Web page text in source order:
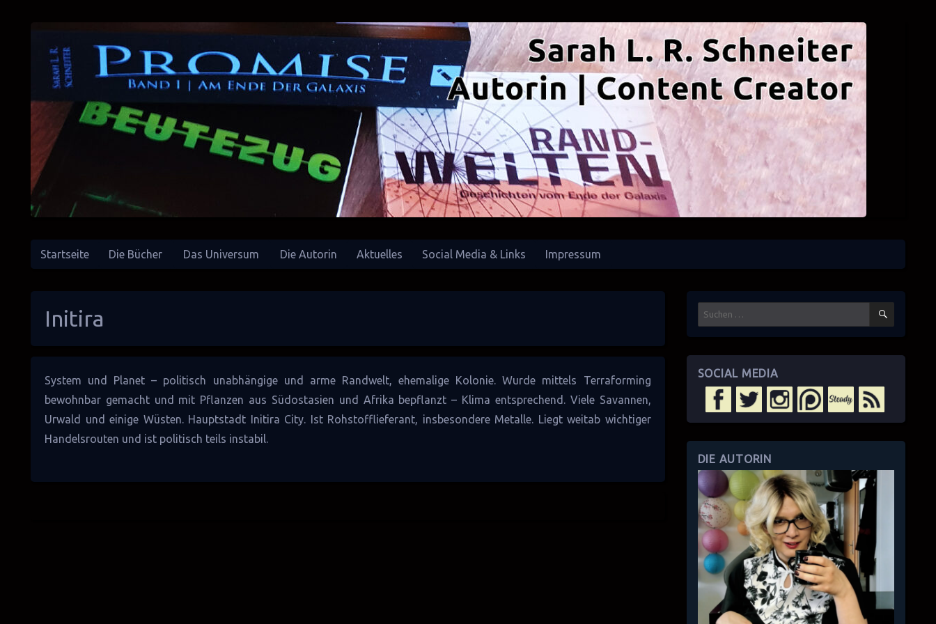
Sarah L. R. Schneiter
Startseite Die Bücher Das Universum Die Autorin Aktuelles Social Media & Links Impressum
Initira
System und Planet – politisch unabhängige und arme Randwelt, ehemalige Kolonie. Wurde mittels Terraforming
bewohnbar gemacht und mit Pflanzen aus Südostasien und Afrika bepflanzt – Klima entsprechend. Viele Savannen,
Urwald und einige Wüsten. Hauptstadt Initira City. Ist Rohstofflieferant, insbesondere Metalle. Liegt weitab wichtiger
Handelsrouten und ist politisch teils instabil.
SUCHEN
SOCIAL MEDIA
DIE AUTORIN